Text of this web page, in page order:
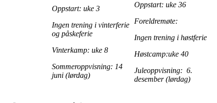
Oppstart: uke 3
Ingen trening i vinterferie
og påskeferie
Vinterkamp: uke 8
Sommeroppvisning: 14
juni (lørdag)
Oppstart: uke 36
Foreldremøte:
Ingen trening i høstferie
Høstcamp:uke 40
Juleoppvisning: 6.
desember (lørdag)